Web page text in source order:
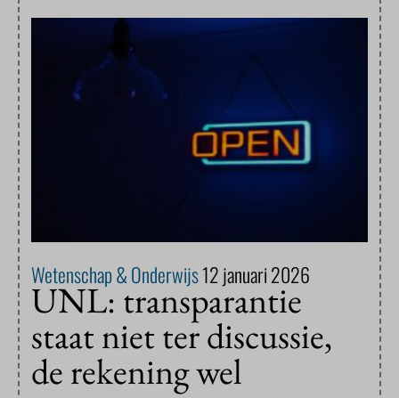
Wetenschap & Onderwijs12 januari 2026
UNL: transparantie
staat niet ter discussie,
de rekening wel